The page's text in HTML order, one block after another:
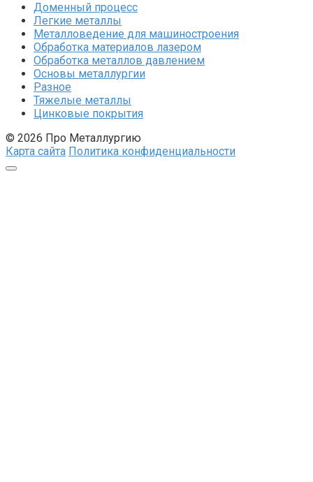
Доменный процесс
Легкие металлы
Металловедение для машиностроения
Обработка материалов лазером
Обработка металлов давлением
Основы металлургии
Разное
Тяжелые металлы
Цинковые покрытия
© 2026 Про Металлургию
Карта сайта Политика конфиденциальности